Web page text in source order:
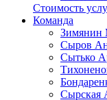
Стоимость
Команда
Зимянин
Сыров
Сытько
Сырская